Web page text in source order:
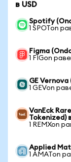
в USD
Spotify
1 SPOTon
Figma
1 FIGon
GE
1 GEVon
VanEck
1 REMXon
Applied
1 AMATon